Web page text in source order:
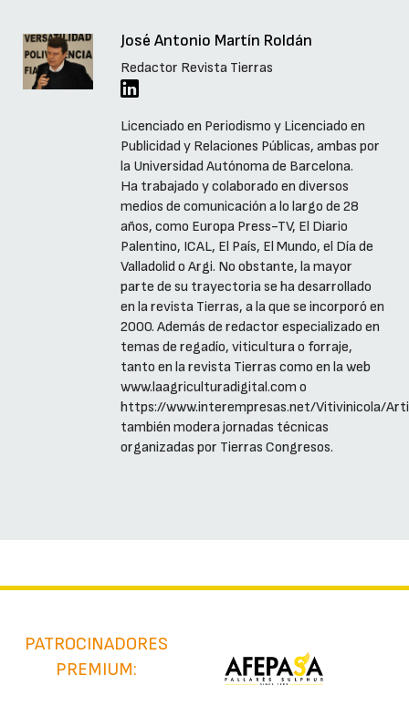
José Antonio Martín Roldán
Redactor Revista Tierras
Licenciado en Periodismo y Licenciado en
Publicidad y Relaciones Públicas, ambas por
la Universidad Autónoma de Barcelona.
Ha trabajado y colaborado en diversos
medios de comunicación a lo largo de 28
años, como Europa Press-TV, El Diario
Palentino, ICAL, El País, El Mundo, el Día de
Valladolid o Argi. No obstante, la mayor
parte de su trayectoria se ha desarrollado
en la revista Tierras, a la que se incorporó en
2000. Además de redactor especializado en
temas de regadío, viticultura o forraje,
tanto en la revista Tierras como en la web
www.laagriculturadigital.com o
https://www.interempresas.net/Vitivinicola/
también modera jornadas técnicas
organizadas por Tierras Congresos.
PATROCINADORES
PREMIUM: